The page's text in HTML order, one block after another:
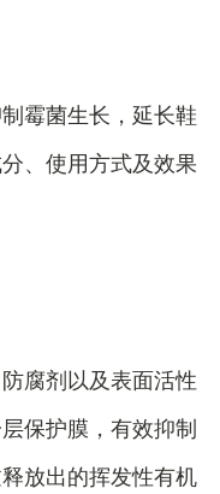
霉菌生长，延长鞋
、使用方式及效果
腐剂以及表面活性
保护膜，有效抑制
放出的挥发性有机